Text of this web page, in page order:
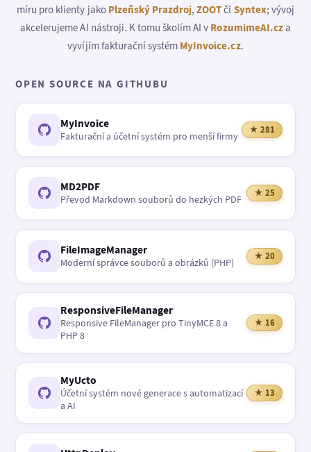
míru pro klienty jako Plzeňský Prazdroj,ZOOTči Syntex; vývoj
akcelerujeme AI nástroji. K tomu školím AI v RozumimeAI.cza
vyvíjím fakturační systém MyInvoice.cz.
OPEN SOURCE NA GITHUBU
MyInvoice
Fakturační a účetní systém pro menší firmy
★ 281
MD2PDF
Převod Markdown souborů do hezkých PDF
★ 25
FileImageManager
Moderní správce souborů a obrázků (PHP)
★ 20
ResponsiveFileManager
Responsive FileManager pro TinyMCE 8 a
PHP 8
★ 16
MyUcto
Účetní systém nové generace s automatizací
a AI
★ 13